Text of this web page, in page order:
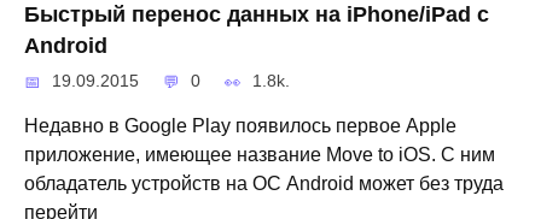
Быстрый перенос данных на iPhone/iPad с
Android
19.09.2015 0 1.8k.
Недавно в Google Play появилось первое Apple
приложение, имеющее название Move to iOS. С ним
обладатель устройств на ОС Android может без труда
перейти